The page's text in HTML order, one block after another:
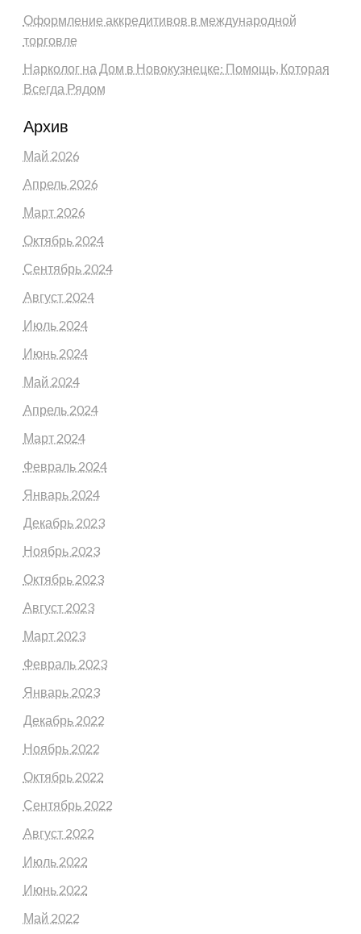
Оформление аккредитивов в международной
торговле
Нарколог на Дом в Новокузнецке: Помощь, Которая
Всегда Рядом
Архив
Май 2026
Апрель 2026
Март 2026
Октябрь 2024
Сентябрь 2024
Август 2024
Июль 2024
Июнь 2024
Май 2024
Апрель 2024
Март 2024
Февраль 2024
Январь 2024
Декабрь 2023
Ноябрь 2023
Октябрь 2023
Август 2023
Март 2023
Февраль 2023
Январь 2023
Декабрь 2022
Ноябрь 2022
Октябрь 2022
Сентябрь 2022
Август 2022
Июль 2022
Июнь 2022
Май 2022